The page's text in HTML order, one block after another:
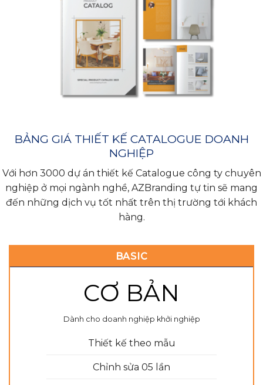
BẢNG GIÁ THIẾT KẾ CATALOGUE DOANH
NGHIỆP
Với hơn 3000 dự án thiết kế Catalogue công ty chuyên
nghiệp ở mọi ngành nghề, AZBranding tự tin sẽ mang
đến những dịch vụ tốt nhất trên thị trường tới khách
hàng.
BASIC
CƠ BẢN
Dành cho doanh nghiệp khởi nghiệp
Thiết kế theo mẫu
Chỉnh sửa 05 lần